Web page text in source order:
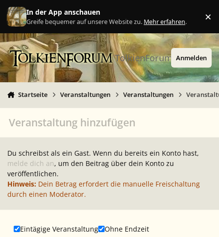
Zu Inhalt springen
In der App anschauen
Greife bequemer auf unsere Website zu. Mehr erfahren. ×
TolkienForum Anmelden
Startseite Veranstaltungen Veranstaltungen
Veranstaltung hinzufügen
Du schreibst als ein Gast. Wenn du bereits ein Konto hast,
melde dich an, um den Beitrag über dein Konto zu
veröffentlichen.
Hinweis: Dein Betrag erfordert die manuelle Freischaltung
durch einen Moderator.
Eintägige Veranstaltung
Ohne Endzeit